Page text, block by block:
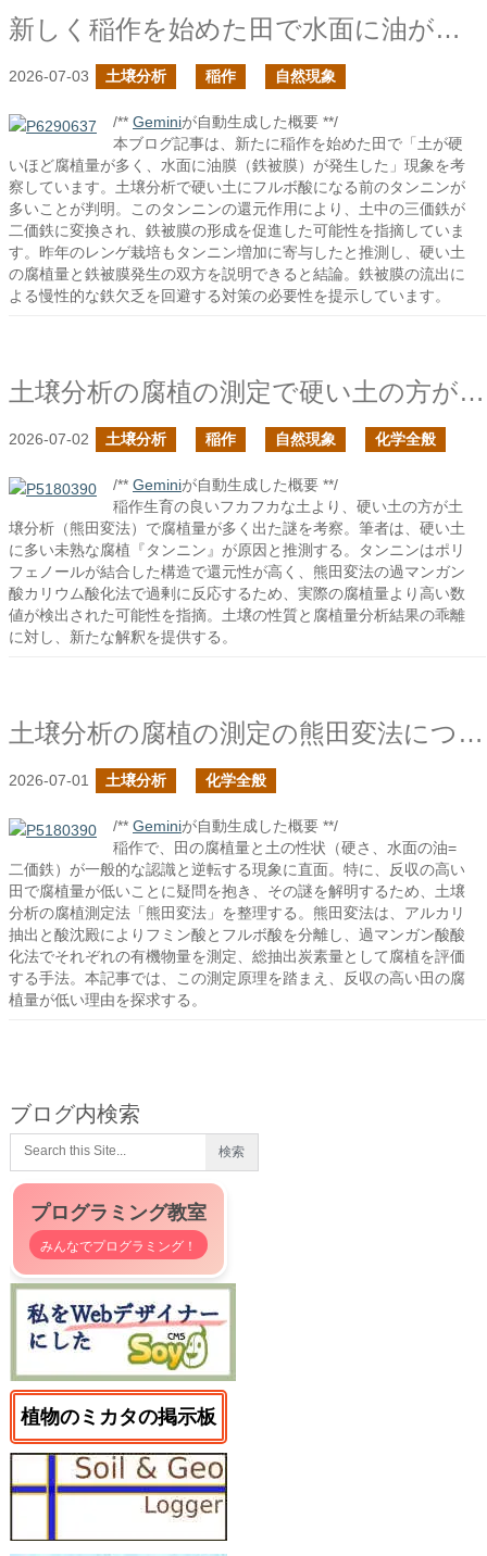
新しく稲作を始めた田で水面に油が浮いていた再び
2026-07-03 土壌分析 稲作 自然現象
/** Geminiが自動生成した概要 **/
本ブログ記事は、新たに稲作を始めた田で「土が硬
いほど腐植量が多く、水面に油膜（鉄被膜）が発生した」現象を考
察しています。土壌分析で硬い土にフルボ酸になる前のタンニンが
多いことが判明。このタンニンの還元作用により、土中の三価鉄が
二価鉄に変換され、鉄被膜の形成を促進した可能性を指摘していま
す。昨年のレンゲ栽培もタンニン増加に寄与したと推測し、硬い土
の腐植量と鉄被膜発生の双方を説明できると結論。鉄被膜の流出に
よる慢性的な鉄欠乏を回避する対策の必要性を提示しています。
土壌分析の腐植の測定で硬い土の方が腐植量が多かったのは何故だろう？
2026-07-02 土壌分析 稲作 自然現象 化学全般
/** Geminiが自動生成した概要 **/
稲作生育の良いフカフカな土より、硬い土の方が土
壌分析（熊田変法）で腐植量が多く出た謎を考察。筆者は、硬い土
に多い未熟な腐植『タンニン』が原因と推測する。タンニンはポリ
フェノールが結合した構造で還元性が高く、熊田変法の過マンガン
酸カリウム酸化法で過剰に反応するため、実際の腐植量より高い数
値が検出された可能性を指摘。土壌の性質と腐植量分析結果の乖離
に対し、新たな解釈を提供する。
土壌分析の腐植の測定の熊田変法について
2026-07-01 土壌分析 化学全般
/** Geminiが自動生成した概要 **/
稲作で、田の腐植量と土の性状（硬さ、水面の油=
二価鉄）が一般的な認識と逆転する現象に直面。特に、反収の高い
田で腐植量が低いことに疑問を抱き、その謎を解明するため、土壌
分析の腐植測定法「熊田変法」を整理する。熊田変法は、アルカリ
抽出と酸沈殿によりフミン酸とフルボ酸を分離し、過マンガン酸酸
化法でそれぞれの有機物量を測定、総抽出炭素量として腐植を評価
する手法。本記事では、この測定原理を踏まえ、反収の高い田の腐
植量が低い理由を探求する。
ブログ内検索
プログラミング教室
みんなでプログラミング！
植物のミカタの掲示板